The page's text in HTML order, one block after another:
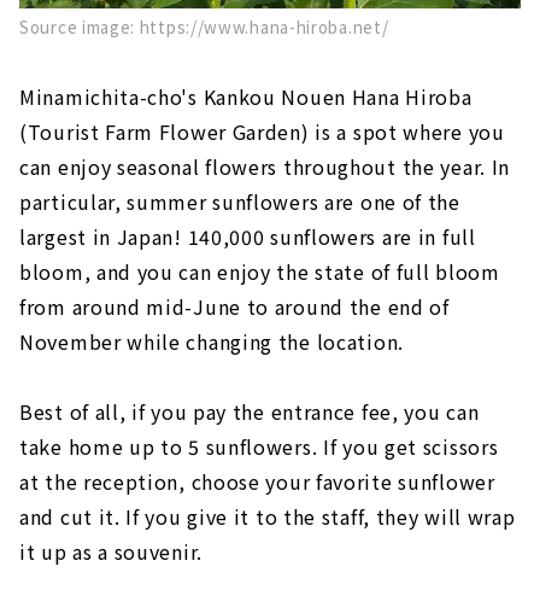
Source image: https://www.hana-hiroba.net/
Minamichita-cho's Kankou Nouen Hana Hiroba
(Tourist Farm Flower Garden) is a spot where you
can enjoy seasonal flowers throughout the year. In
particular, summer sunflowers are one of the
largest in Japan! 140,000 sunflowers are in full
bloom, and you can enjoy the state of full bloom
from around mid-June to around the end of
November while changing the location.
Best of all, if you pay the entrance fee, you can
take home up to 5 sunflowers. If you get scissors
at the reception, choose your favorite sunflower
and cut it. If you give it to the staff, they will wrap
it up as a souvenir.